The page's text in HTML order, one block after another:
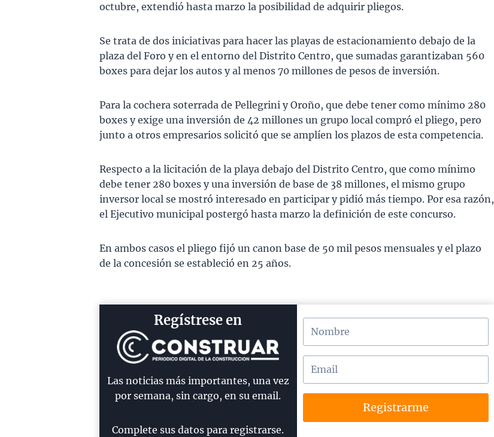
octubre, extendió hasta marzo la posibilidad de adquirir pliegos.
Se trata de dos iniciativas para hacer las playas de estacionamiento debajo de la
plaza del Foro y en el entorno del Distrito Centro, que sumadas garantizaban 560
boxes para dejar los autos y al menos 70 millones de pesos de inversión.
Para la cochera soterrada de Pellegrini y Oroño, que debe tener como mínimo 280
boxes y exige una inversión de 42 millones un grupo local compró el pliego, pero
junto a otros empresarios solicitó que se amplíen los plazos de esta competencia.
Respecto a la licitación de la playa debajo del Distrito Centro, que como mínimo
debe tener 280 boxes y una inversión de base de 38 millones, el mismo grupo
inversor local se mostró interesado en participar y pidió más tiempo. Por esa razón,
el Ejecutivo municipal postergó hasta marzo la definición de este concurso.
En ambos casos el pliego fijó un canon base de 50 mil pesos mensuales y el plazo
de la concesión se estableció en 25 años.
Regístrese en
Las noticias más importantes, una vez
por semana, sin cargo, en su email.
Complete sus datos para registrarse.
Registrarme